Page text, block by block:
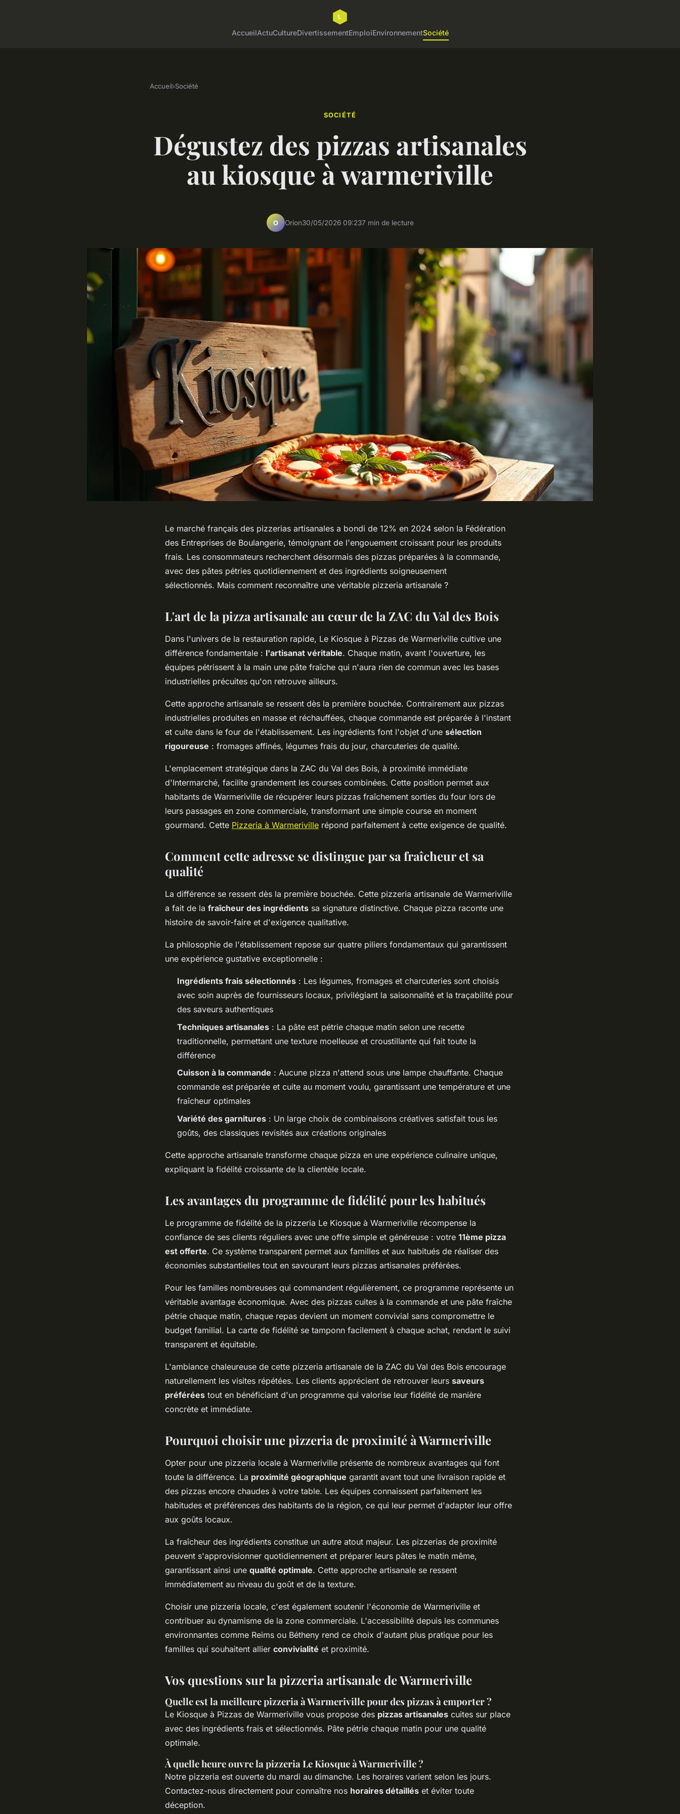
AccueilActuCultureDivertissementEmploiEnvironnementSociété
Accueil›Société
SOCIÉTÉ
Dégustez des pizzas artisanales
au kiosque à warmeriville
O Orion30/05/2026 09:237 min de lecture
Le marché français des pizzerias artisanales a bondi de 12% en 2024 selon la Fédération
des Entreprises de Boulangerie, témoignant de l'engouement croissant pour les produits
frais. Les consommateurs recherchent désormais des pizzas préparées à la commande,
avec des pâtes pétries quotidiennement et des ingrédients soigneusement
sélectionnés. Mais comment reconnaître une véritable pizzeria artisanale ?
L'art de la pizza artisanale au cœur de la ZAC du Val des Bois
Dans l'univers de la restauration rapide, Le Kiosque à Pizzas de Warmeriville cultive une
différence fondamentale : l'artisanat véritable. Chaque matin, avant l'ouverture, les
équipes pétrissent à la main une pâte fraîche qui n'aura rien de commun avec les bases
industrielles précuites qu'on retrouve ailleurs.
Cette approche artisanale se ressent dès la première bouchée. Contrairement aux pizzas
industrielles produites en masse et réchauffées, chaque commande est préparée à l'instant
et cuite dans le four de l'établissement. Les ingrédients font l'objet d'une sélection
rigoureuse : fromages affinés, légumes frais du jour, charcuteries de qualité.
L'emplacement stratégique dans la ZAC du Val des Bois, à proximité immédiate
d'Intermarché, facilite grandement les courses combinées. Cette position permet aux
habitants de Warmeriville de récupérer leurs pizzas fraîchement sorties du four lors de
leurs passages en zone commerciale, transformant une simple course en moment
gourmand. Cette Pizzeria à Warmeriville répond parfaitement à cette exigence de qualité.
Comment cette adresse se distingue par sa fraîcheur et sa
qualité
La différence se ressent dès la première bouchée. Cette pizzeria artisanale de Warmeriville
a fait de la fraîcheur des ingrédients sa signature distinctive. Chaque pizza raconte une
histoire de savoir-faire et d'exigence qualitative.
La philosophie de l'établissement repose sur quatre piliers fondamentaux qui garantissent
une expérience gustative exceptionnelle :
Ingrédients frais sélectionnés : Les légumes, fromages et charcuteries sont choisis
avec soin auprès de fournisseurs locaux, privilégiant la saisonnalité et la traçabilité pour
des saveurs authentiques
Techniques artisanales : La pâte est pétrie chaque matin selon une recette
traditionnelle, permettant une texture moelleuse et croustillante qui fait toute la
différence
Cuisson à la commande : Aucune pizza n'attend sous une lampe chauffante. Chaque
commande est préparée et cuite au moment voulu, garantissant une température et une
fraîcheur optimales
Variété des garnitures : Un large choix de combinaisons créatives satisfait tous les
goûts, des classiques revisités aux créations originales
Cette approche artisanale transforme chaque pizza en une expérience culinaire unique,
expliquant la fidélité croissante de la clientèle locale.
Les avantages du programme de fidélité pour les habitués
Le programme de fidélité de la pizzeria Le Kiosque à Warmeriville récompense la
confiance de ses clients réguliers avec une offre simple et généreuse : votre 11ème pizza
est offerte. Ce système transparent permet aux familles et aux habitués de réaliser des
économies substantielles tout en savourant leurs pizzas artisanales préférées.
Pour les familles nombreuses qui commandent régulièrement, ce programme représente un
véritable avantage économique. Avec des pizzas cuites à la commande et une pâte fraîche
pétrie chaque matin, chaque repas devient un moment convivial sans compromettre le
budget familial. La carte de fidélité se tamponn facilement à chaque achat, rendant le suivi
transparent et équitable.
L'ambiance chaleureuse de cette pizzeria artisanale de la ZAC du Val des Bois encourage
naturellement les visites répétées. Les clients apprécient de retrouver leurs saveurs
préférées tout en bénéficiant d'un programme qui valorise leur fidélité de manière
concrète et immédiate.
Pourquoi choisir une pizzeria de proximité à Warmeriville
Opter pour une pizzeria locale à Warmeriville présente de nombreux avantages qui font
toute la différence. La proximité géographique garantit avant tout une livraison rapide et
des pizzas encore chaudes à votre table. Les équipes connaissent parfaitement les
habitudes et préférences des habitants de la région, ce qui leur permet d'adapter leur offre
aux goûts locaux.
La fraîcheur des ingrédients constitue un autre atout majeur. Les pizzerias de proximité
peuvent s'approvisionner quotidiennement et préparer leurs pâtes le matin même,
garantissant ainsi une qualité optimale. Cette approche artisanale se ressent
immédiatement au niveau du goût et de la texture.
Choisir une pizzeria locale, c'est également soutenir l'économie de Warmeriville et
contribuer au dynamisme de la zone commerciale. L'accessibilité depuis les communes
environnantes comme Reims ou Bétheny rend ce choix d'autant plus pratique pour les
familles qui souhaitent allier convivialité et proximité.
Vos questions sur la pizzeria artisanale de Warmeriville
Quelle est la meilleure pizzeria à Warmeriville pour des pizzas à emporter ?
Le Kiosque à Pizzas de Warmeriville vous propose des pizzas artisanales cuites sur place
avec des ingrédients frais et sélectionnés. Pâte pétrie chaque matin pour une qualité
optimale.
À quelle heure ouvre la pizzeria Le Kiosque à Warmeriville ?
Notre pizzeria est ouverte du mardi au dimanche. Les horaires varient selon les jours.
Contactez-nous directement pour connaître nos horaires détaillés et éviter toute
déception.